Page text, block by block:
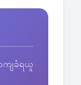
ကျခံရယူ